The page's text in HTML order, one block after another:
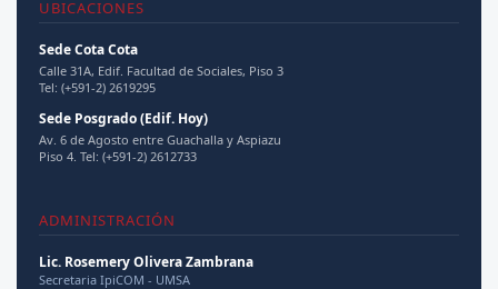
libros y revistas que abordan temáticas relevantes en el
campo de la comunicación y el medio ambiente. Actualmente,
es Directora del IpiCOM y docente emérita de la UMSA,
posicionándose como una figura idónea para liderar el
desarrollo científico en el campo de la comunicación.
Investigaciones sobre la industria manufacturera,
UBICACIONES
Sede Cota Cota
Calle 31A, Edif. Facultad de Sociales, Piso 3
Tel: (+591-2) 2619295
Sede Posgrado (Edif. Hoy)
Av. 6 de Agosto entre Guachalla y Aspiazu
Piso 4. Tel: (+591-2) 2612733
ADMINISTRACIÓN
Lic. Rosemery Olivera Zambrana
Secretaria IpiCOM - UMSA